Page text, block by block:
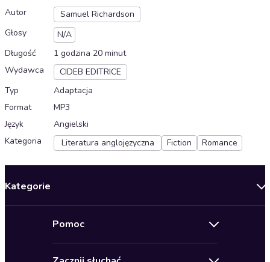
Autor
Samuel Richardson
Głosy
N/A
Długość
1 godzina 20 minut
Wydawca
CIDEB EDITRICE
Typ
Adaptacja
Format
MP3
Język
Angielski
Kategoria
Literatura anglojęzyczna Fiction Romance
Kategorie
Pomoc